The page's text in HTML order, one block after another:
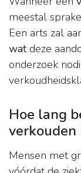
meestal
Een arts zal
watdeze
onderzoek
Hoe lang
verkouden
Mensen met